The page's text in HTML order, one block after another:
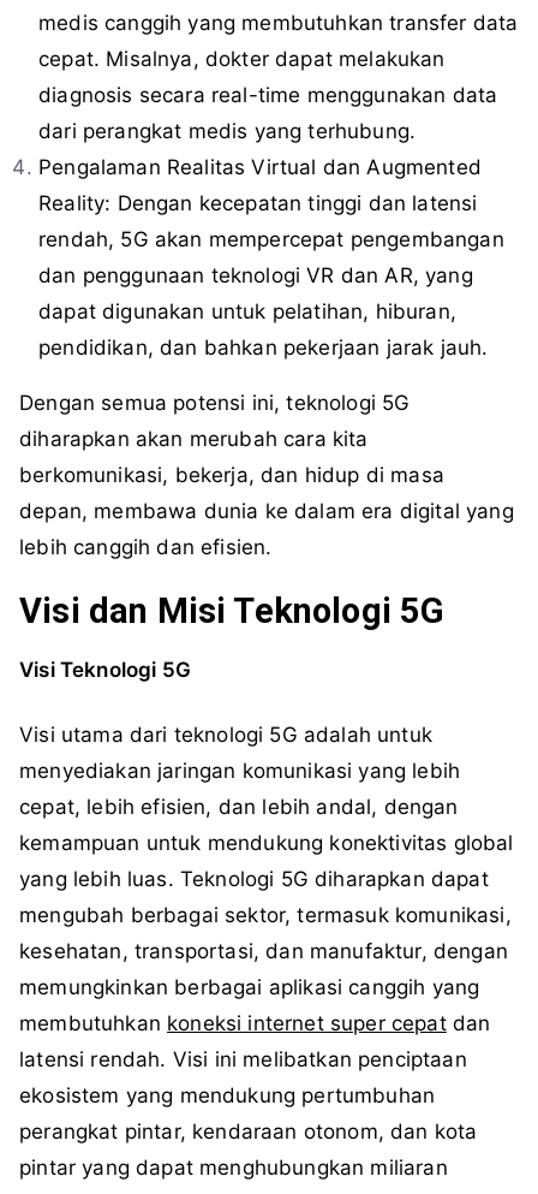
medis canggih yang membutuhkan transfer data
cepat. Misalnya, dokter dapat melakukan
diagnosis secara real-time menggunakan data
dari perangkat medis yang terhubung.
Pengalaman Realitas Virtual dan Augmented
Reality: Dengan kecepatan tinggi dan latensi
rendah, 5G akan mempercepat pengembangan
dan penggunaan teknologi VR dan AR, yang
dapat digunakan untuk pelatihan, hiburan,
pendidikan, dan bahkan pekerjaan jarak jauh.
Dengan semua potensi ini, teknologi 5G
diharapkan akan merubah cara kita
berkomunikasi, bekerja, dan hidup di masa
depan, membawa dunia ke dalam era digital yang
lebih canggih dan efisien.
Visi dan Misi Teknologi 5G
Visi Teknologi 5G
Visi utama dari teknologi 5G adalah untuk
menyediakan jaringan komunikasi yang lebih
cepat, lebih efisien, dan lebih andal, dengan
kemampuan untuk mendukung konektivitas global
yang lebih luas. Teknologi 5G diharapkan dapat
mengubah berbagai sektor, termasuk komunikasi,
kesehatan, transportasi, dan manufaktur, dengan
memungkinkan berbagai aplikasi canggih yang
membutuhkan koneksi internet super cepatdan
latensi rendah. Visi ini melibatkan penciptaan
ekosistem yang mendukung pertumbuhan
perangkat pintar, kendaraan otonom, dan kota
pintar yang dapat menghubungkan miliaran